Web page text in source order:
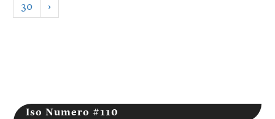
30
›
Iso Numero #110